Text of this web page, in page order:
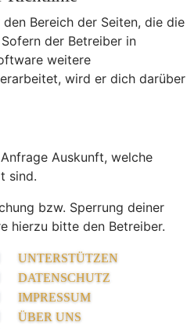
Bereich der Seiten, die die
der Betreiber in
weitere
wird er dich darüber
Auskunft, welche
sind.
bzw. Sperrung deiner
hierzu bitte den Betreiber.
UNTERSTÜTZEN
DATENSCHUTZ
IMPRESSUM
ÜBER UNS